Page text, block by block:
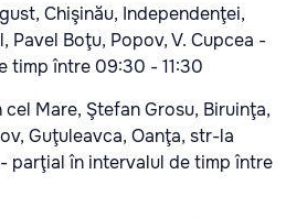
Chişinău, Independenţei,
Pavel Boţu, Popov, V. Cupcea -
timp între 09:30 - 11:30
Mare, Ştefan Grosu, Biruinţa,
Guţuleavca, Oanţa, str-la
parţial în intervalul de timp între